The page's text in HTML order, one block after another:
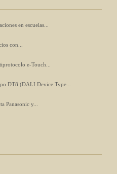
en escuelas...
con...
e-Touch...
DT8 (DALI Device Type...
Panasonic y...